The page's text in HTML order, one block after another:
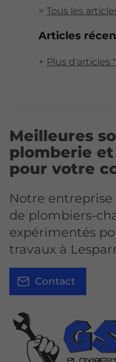
Tous les
Articles
Plus d'articles
Meilleures
plomberie
pour votre
Notre entreprise
de plombiers-
expérimentés
travaux à
Contact